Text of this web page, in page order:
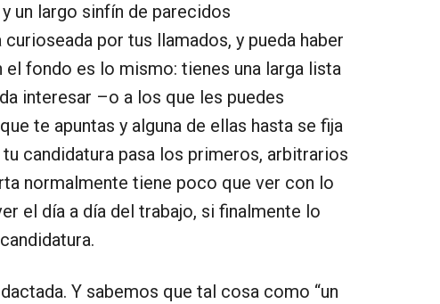
un largo sinfín de parecidos
por tus llamados, y pueda haber
fondo es lo mismo: tienes una larga lista
interesar –o a los que les puedes
te apuntas y alguna de ellas hasta se fija
candidatura pasa los primeros, arbitrarios
normalmente tiene poco que ver con lo
el día a día del trabajo, si finalmente lo
Y sabemos que tal cosa como “un